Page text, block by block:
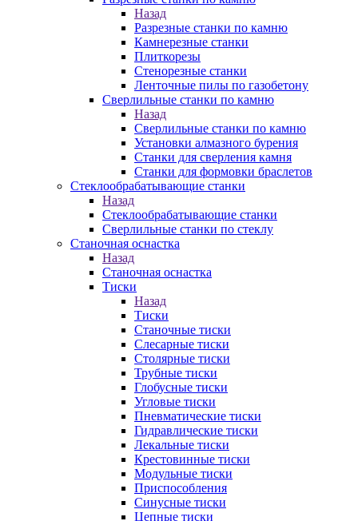
Назад
Разрезные станки по камню
Камнерезные станки
Плиткорезы
Стенорезные станки
Ленточные пилы по газобетону
Сверлильные станки по камню
Назад
Сверлильные станки по камню
Установки алмазного бурения
Станки для сверления камня
Станки для формовки браслетов
Стеклообрабатывающие станки
Назад
Стеклообрабатывающие станки
Сверлильные станки по стеклу
Станочная оснастка
Назад
Станочная оснастка
Тиски
Назад
Тиски
Станочные тиски
Слесарные тиски
Столярные тиски
Трубные тиски
Глобусные тиски
Угловые тиски
Пневматические тиски
Гидравлические тиски
Лекальные тиски
Крестовинные тиски
Модульные тиски
Приспособления
Синусные тиски
Цепные тиски